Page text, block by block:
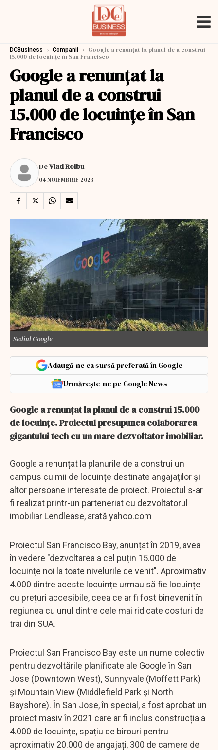
DCBusiness › Companii › Google a renunțat la planul de a construi
15.000 de locuințe în San Francisco
Google a renunțat la
planul de a construi
15.000 de locuințe în San
Francisco
DeVlad Roibu
04 NOIEMBRIE 2023
Sediul Google
Adaugă-ne ca sursă preferată în Google
Urmărește-ne pe Google News
Google a renunțat la planul de a construi 15.000
de locuințe. Proiectul presupunea colaborarea
gigantului tech cu un mare dezvoltator imobiliar.
Google a renunțat la planurile de a construi un
campus cu mii de locuințe destinate angajaților și
altor persoane interesate de proiect. Proiectul s-ar
fi realizat printr-un parteneriat cu dezvoltatorul
imobiliar Lendlease, arată yahoo.com
Proiectul San Francisco Bay, anunțat în 2019, avea
în vedere "dezvoltarea a cel puțin 15.000 de
locuințe noi la toate nivelurile de venit". Aproximativ
4.000 dintre aceste locuințe urmau să fie locuințe
cu prețuri accesibile, ceea ce ar fi fost binevenit în
regiunea cu unul dintre cele mai ridicate costuri de
trai din SUA.
Proiectul San Francisco Bay este un nume colectiv
pentru dezvoltările planificate ale Google în San
Jose (Downtown West), Sunnyvale (Moffett Park)
și Mountain View (Middlefield Park și North
Bayshore). În San Jose, în special, a fost aprobat un
proiect masiv în 2021 care ar fi inclus construcția a
4.000 de locuințe, spațiu de birouri pentru
aproximativ 20.000 de angajați, 300 de camere de